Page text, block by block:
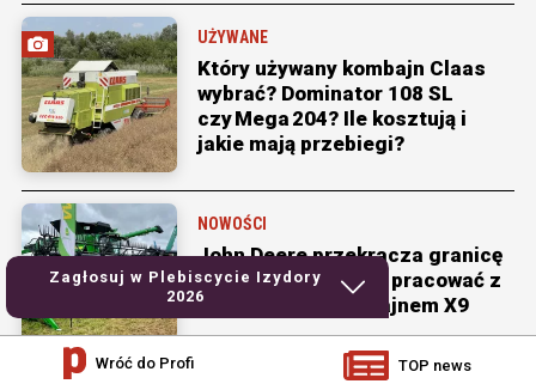
UŻYWANE
Który używany kombajn Claas
wybrać? Dominator 108 SL
czy Mega 204? Ile kosztują i
jakie mają przebiegi?
NOWOŚCI
John Deere przekracza granicę
15 m. Ten heder ma pracować z
największym kombajnem X9
Zagłosuj w Plebiscycie Izydory
2026
Wróć do Profi TOP news